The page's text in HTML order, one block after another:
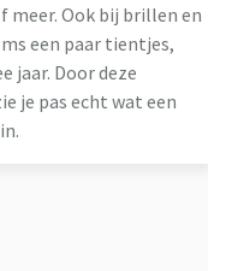
Ook bij brillen en
een paar tientjes,
jaar. Door deze
je pas echt wat een